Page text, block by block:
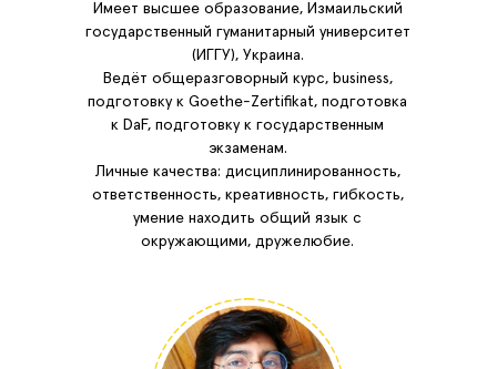
Имеет высшее образование, Измаильский
государственный гуманитарный университет
(ИГГУ), Украина.
Ведёт общеразговорный курс, business,
подготовку к Goethe-Zertifikat, подготовка
к DaF, подготовку к государственным
экзаменам.
Личные качества: дисциплинированность,
ответственность, креативность, гибкость,
умение находить общий язык с
окружающими, дружелюбие.